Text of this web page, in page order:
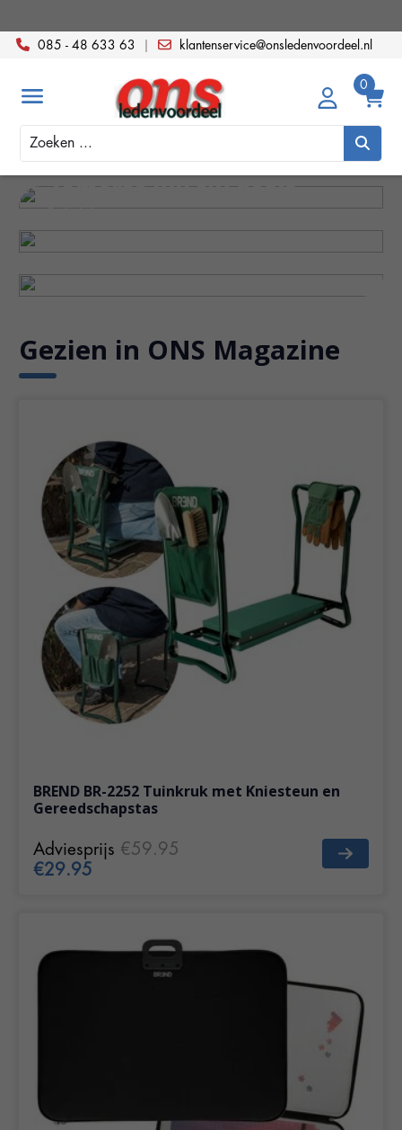
085 - 48 633 63 klantenservice@onsledenvoordeel.nl
Zoeken
Hulpmiddelen voor
thuis
Bekijk hier
Zomerse BREND deals
OP=OP
Uitverkoop
Gezien in ONS Magazine
BREND BR-2252 Tuinkruk met Kniesteun en
Gereedschapstas
Adviesprijs €59.95
€29.95